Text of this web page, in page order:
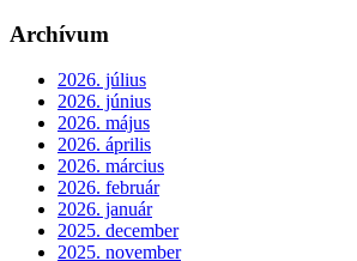
Archívum
2026. július
2026. június
2026. május
2026. április
2026. március
2026. február
2026. január
2025. december
2025. november